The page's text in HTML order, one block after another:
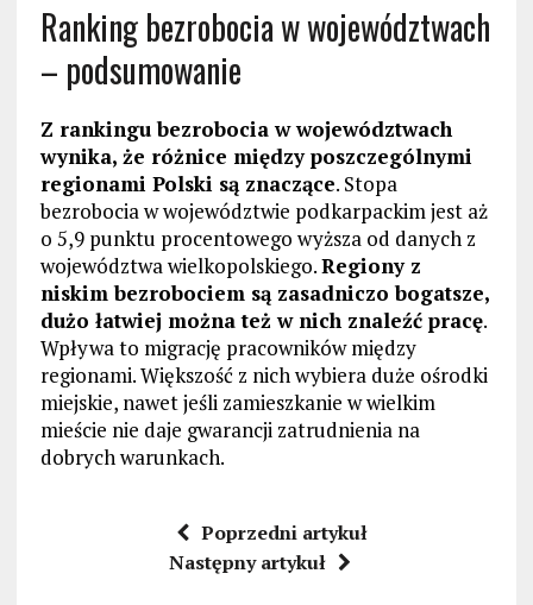
Ranking bezrobocia w województwach
– podsumowanie
Z rankingu bezrobocia w województwach
wynika, że różnice między poszczególnymi
regionami Polski są znaczące. Stopa
bezrobocia w województwie podkarpackim jest aż
o 5,9 punktu procentowego wyższa od danych z
województwa wielkopolskiego.Regiony z
niskim bezrobociem są zasadniczo bogatsze,
dużo łatwiej można też w nich znaleźć pracę.
Wpływa to migrację pracowników między
regionami. Większość z nich wybiera duże ośrodki
miejskie, nawet jeśli zamieszkanie w wielkim
mieście nie daje gwarancji zatrudnienia na
dobrych warunkach.
Poprzedni artykuł
Następny artykuł